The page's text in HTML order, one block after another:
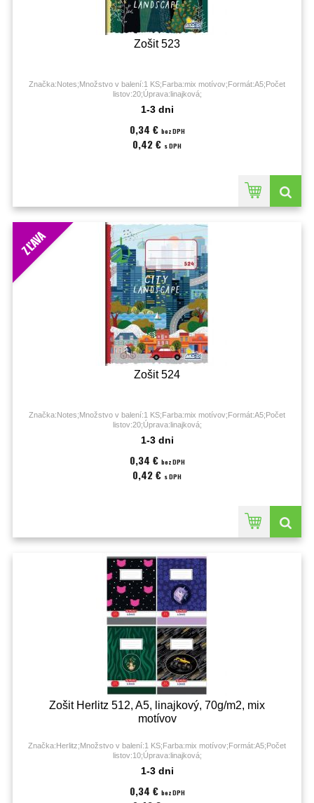
Zošit 523
Značka:Notes;Množstvo v balení:1 KS;Farba:mix motívov;Formát:A5;Počet
listov:20;Úprava:linajková;
1-3 dni
0,34 € bez DPH
0,42 € s DPH
ZĽAVA
Zošit 524
Značka:Notes;Množstvo v balení:1 KS;Farba:mix motívov;Formát:A5;Počet
listov:20;Úprava:linajková;
1-3 dni
0,34 € bez DPH
0,42 € s DPH
Zošit Herlitz 512, A5, linajkový, 70g/m2, mix
motívov
Značka:Herlitz;Množstvo v balení:1 KS;Farba:mix motívov;Formát:A5;Počet
listov:10;Úprava:linajková;
1-3 dni
0,34 € bez DPH